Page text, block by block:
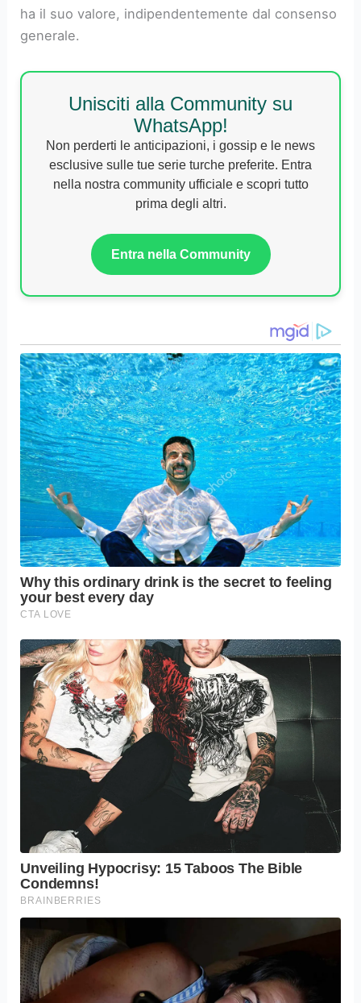
ha il suo valore, indipendentemente dal consenso
generale.
Unisciti alla Community su
WhatsApp!
Non perderti le anticipazioni, i gossip e le news
esclusive sulle tue serie turche preferite. Entra
nella nostra community ufficiale e scopri tutto
prima degli altri.
Entra nella Community